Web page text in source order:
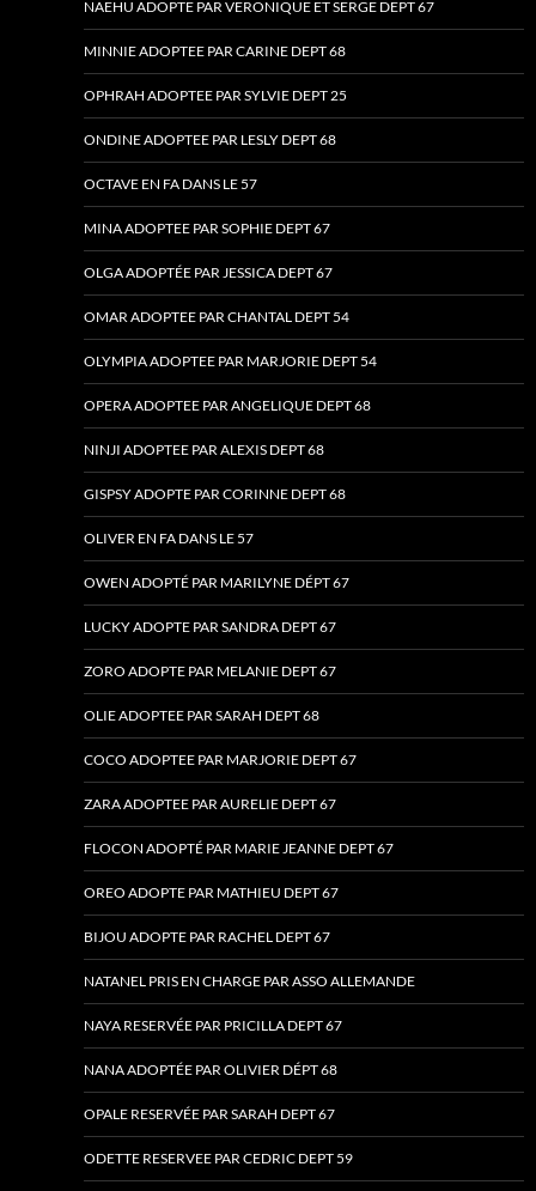
NAEHU ADOPTE PAR VERONIQUE ET SERGE DEPT 67
MINNIE ADOPTEE PAR CARINE DEPT 68
OPHRAH ADOPTEE PAR SYLVIE DEPT 25
ONDINE ADOPTEE PAR LESLY DEPT 68
OCTAVE EN FA DANS LE 57
MINA ADOPTEE PAR SOPHIE DEPT 67
OLGA ADOPTÉE PAR JESSICA DEPT 67
OMAR ADOPTEE PAR CHANTAL DEPT 54
OLYMPIA ADOPTEE PAR MARJORIE DEPT 54
OPERA ADOPTEE PAR ANGELIQUE DEPT 68
NINJI ADOPTEE PAR ALEXIS DEPT 68
GISPSY ADOPTE PAR CORINNE DEPT 68
OLIVER EN FA DANS LE 57
OWEN ADOPTÉ PAR MARILYNE DÉPT 67
LUCKY ADOPTE PAR SANDRA DEPT 67
ZORO ADOPTE PAR MELANIE DEPT 67
OLIE ADOPTEE PAR SARAH DEPT 68
COCO ADOPTEE PAR MARJORIE DEPT 67
ZARA ADOPTEE PAR AURELIE DEPT 67
FLOCON ADOPTÉ PAR MARIE JEANNE DEPT 67
OREO ADOPTE PAR MATHIEU DEPT 67
BIJOU ADOPTE PAR RACHEL DEPT 67
NATANEL PRIS EN CHARGE PAR ASSO ALLEMANDE
NAYA RESERVÉE PAR PRICILLA DEPT 67
NANA ADOPTÉE PAR OLIVIER DÉPT 68
OPALE RESERVÉE PAR SARAH DEPT 67
ODETTE RESERVEE PAR CEDRIC DEPT 59